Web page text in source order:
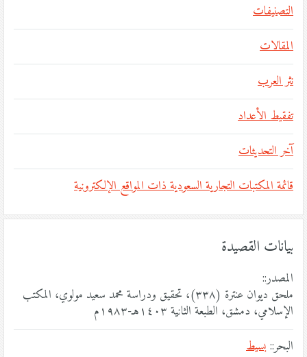
التصنيفات
المقالات
نثر العرب
تفقيط الأعداد
آخر التحديثات
قائمة المكتبات التجارية السعودية ذات المواقع الإلكترونية
بيانات القصيدة
المصدر::
ملحق ديوان عنترة (٣٣٨)، تحقيق ودراسة محمد سعيد مولوي، المكتب
الإسلامي، دمشق، الطبعة الثانية ١٤٠٣هـ-١٩٨٣م
البحر::بسيط